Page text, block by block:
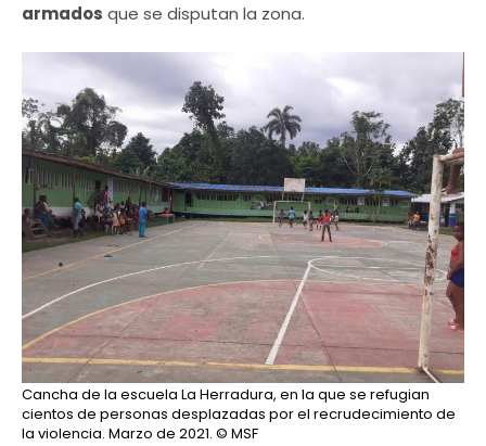
armados que se disputan la zona.
Cancha de la escuela La Herradura, en la que se refugian
cientos de personas desplazadas por el recrudecimiento de
la violencia. Marzo de 2021. © MSF